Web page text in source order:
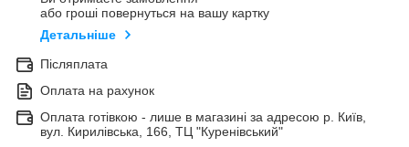
або гроші повернуться на вашу картку
Детальніше
Післяплата
Оплата на рахунок
Оплата готівкою - лише в магазині за адресою р. Київ,
вул. Кирилівська, 166, ТЦ "Куренівський"